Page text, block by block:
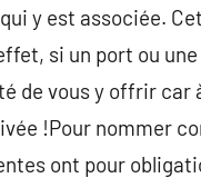
qui y est associée.
si un port ou
de vous y offrir car
!Pour nommer
ont pour